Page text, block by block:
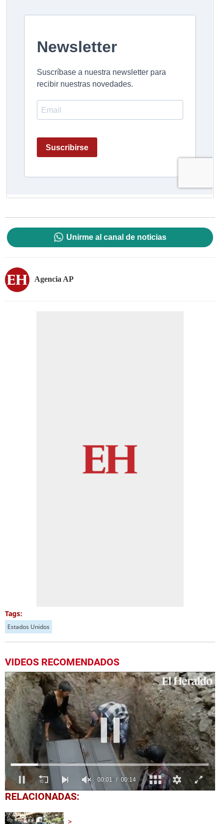
Unirme al canal de noticias
Agencia AP
Tags:
Estados Unidos
VIDEOS RECOMENDADOS
0
of
seconds
Próximo
El Cohep ofrece crear 350 mil empleos para hondureños deportados
00:53
RELACIONADAS: